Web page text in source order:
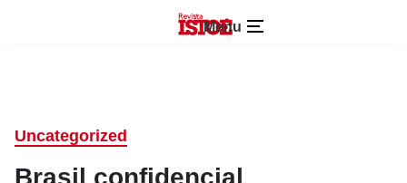
Menu
Uncategorized
Brasil confidencial